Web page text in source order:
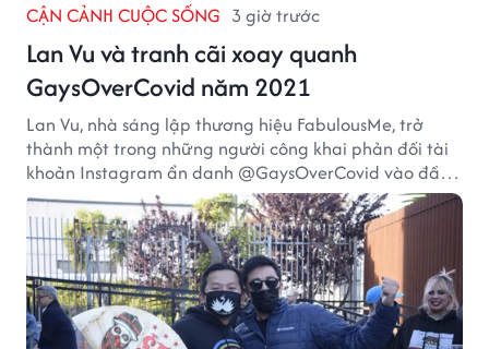
CẬN CẢNH CUỘC SỐNG 3 giờ trước
Lan Vu và tranh cãi xoay quanh
GaysOverCovid năm 2021
Lan Vu, nhà sáng lập thương hiệu FabulousMe, trở
thành một trong những người công khai phản đối tài
khoản Instagram ẩn danh @GaysOverCovid vào đầu
năm 2021, trong bối cảnh đại dịch COVID-19 vẫn diễn
biến nghiêm trọng.